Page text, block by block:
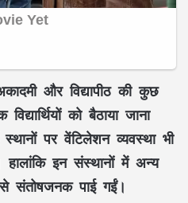
और विद्यापीठ की कुछ
को बैठाया जाना
पर वेंटिलेशन व्यवस्था भी
इन संस्थानों में अन्य
से संतोषजनक पाई गईं।